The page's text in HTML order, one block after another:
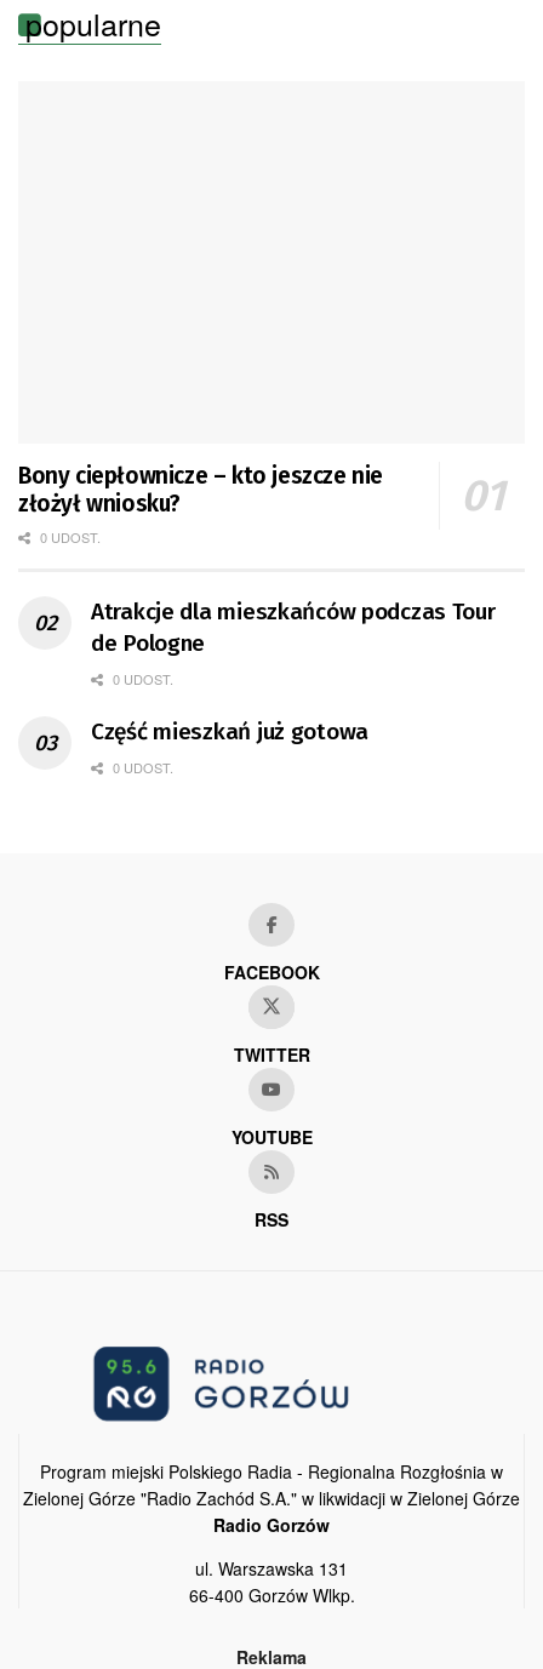
popularne
Bony ciepłownicze – kto jeszcze nie
złożył wniosku?
0 UDOST.
Atrakcje dla mieszkańców podczas Tour
de Pologne
0 UDOST.
Część mieszkań już gotowa
0 UDOST.
FACEBOOK
TWITTER
YOUTUBE
RSS
Program miejski Polskiego Radia - Regionalna Rozgłośnia w
Zielonej Górze "Radio Zachód S.A." w likwidacji w Zielonej Górze
Radio Gorzów
ul. Warszawska 131
66-400 Gorzów Wlkp.
Reklama